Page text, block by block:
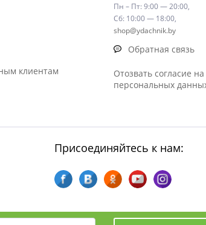
клиентам
Пн – Пт: 9:00 — 20:00,
Сб: 10:00 — 18:00,
shop@ydachnik.by
Обратная связь
Отозвать согласие
персональных
Присоединяйтесь к нам: